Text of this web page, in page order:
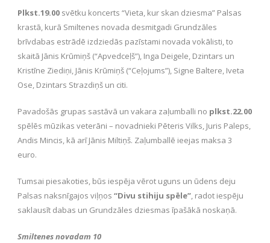
Plkst.19.00 svētku koncerts “Vieta, kur skan dziesma” Palsas
krastā, kurā Smiltenes novada desmitgadi Grundzāles
brīvdabas estrādē izdziedās pazīstami novada vokālisti, to
skaitā Jānis Krūmiņš (“Apvedceļš”), Inga Deigele, Dzintars un
Kristīne Ziediņi, Jānis Krūmiņš (“Ceļojums”), Signe Baltere, Iveta
Ose, Dzintars Strazdiņš un citi.
Pavadošās grupas sastāvā un vakara zaļumballi no plkst.22.00
spēlēs mūzikas veterāni – novadnieki Pēteris Vilks, Juris Paleps,
Andis Mincis, kā arī Jānis Miltiņš. Zaļumballē ieejas maksa 3
euro.
Tumsai piesakoties, būs iespēja vērot uguns un ūdens deju
Palsas naksnīgajos viļņos “Divu stihiju spēle”, radot iespēju
saklausīt dabas un Grundzāles dziesmas īpašākā noskaņā.
Smiltenes novadam 10